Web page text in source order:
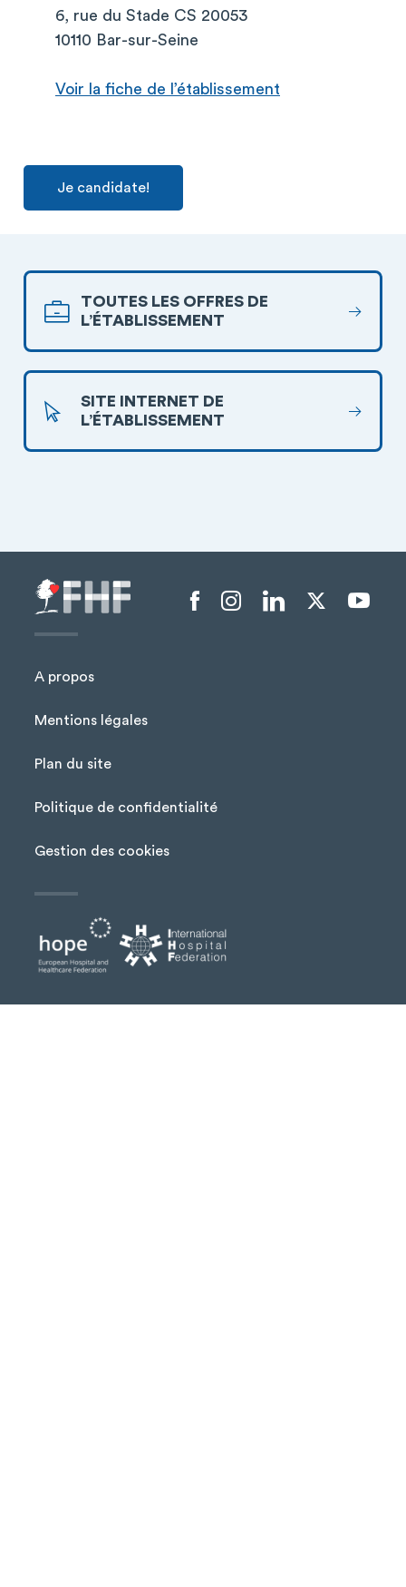
6, rue du Stade CS 20053
10110 Bar-sur-Seine
Voir la fiche de l’établissement
Je candidate!
TOUTES LES OFFRES DE
L’ÉTABLISSEMENT
SITE INTERNET DE
L’ÉTABLISSEMENT
Menu Pied de page
A propos
Mentions légales
Plan du site
Politique de confidentialité
Gestion des cookies
Menu liens sociaux